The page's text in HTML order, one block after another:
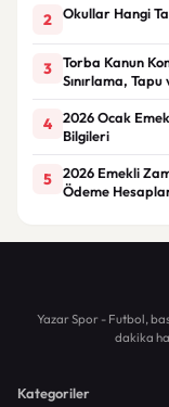
2 Okullar Hangi
3
Torba Kanun
Sınırlama,
4
2026 Ocak
Bilgileri
5
2026 Emekli
Ödeme
Yazar Spor - Futbol,
dakika
Kategoriler